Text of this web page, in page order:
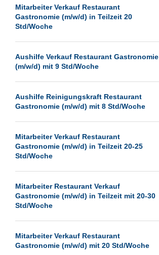
Leipzig
Leverkusen
Magdeburg
Mainz
München
Neu-Isenburg
Neubrandenburg
Neunkirchen
Oldenburg
Passau
Pforzheim
Mitarbeiter Verkauf Restaurant
Gastronomie (m/w/d) in Teilzeit 20
Std/Woche
Aushilfe Verkauf Restaurant Gastronomie
(m/w/d) mit 9 Std/Woche
Aushilfe Reinigungskraft Restaurant
Gastronomie (m/w/d) mit 8 Std/Woche
Mitarbeiter Verkauf Restaurant
Gastronomie (m/w/d) in Teilzeit 20-25
Std/Woche
Mitarbeiter Restaurant Verkauf
Gastronomie (m/w/d) in Teilzeit mit 20-30
Std/Woche
Mitarbeiter Verkauf Restaurant
Gastronomie (m/w/d) mit 20 Std/Woche